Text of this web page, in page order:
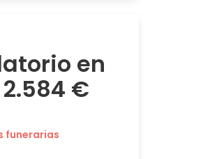
en
€
funerarias